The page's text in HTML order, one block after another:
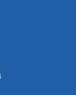
Реестр
специалистах.
и
Национального